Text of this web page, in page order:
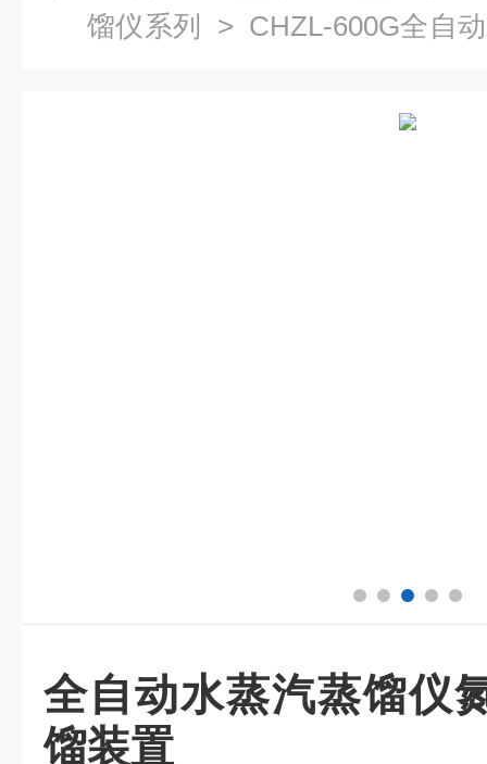
馏仪系列
> CHZL-600G全自
全自动水蒸汽蒸馏仪
馏装置